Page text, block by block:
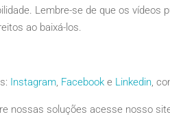
Lembre-se de que os vídeos
ao baixá-los.
Instagram, Facebook e Linkedin,
nossas soluções acesse nosso